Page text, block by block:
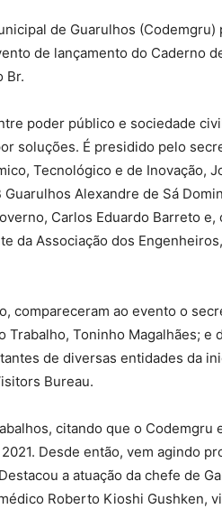
de Guarulhos (Codemgru)
de lançamento do Caderno
Br.
poder público e sociedade
soluções. É presidido pelo
Tecnológico e de Inovação,
Alexandre de Sá
Carlos Eduardo Barreto e,
da Associação dos
compareceram ao evento o
Toninho Magalhães; e
de diversas entidades da
Bureau.
citando que o Codemgru
Desde então, vem agindo
a atuação da chefe de
Roberto Kioshi Gushken,